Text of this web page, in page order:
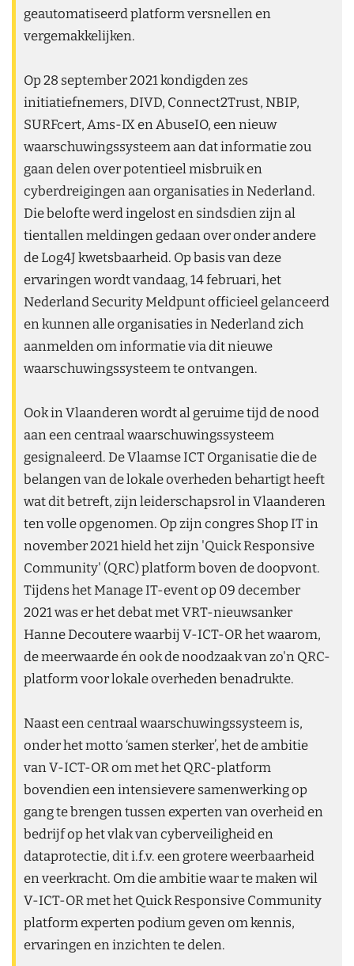
geautomatiseerd platform versnellen en
vergemakkelijken.
Op 28 september 2021 kondigden zes
initiatiefnemers, DIVD, Connect2Trust, NBIP,
SURFcert, Ams-IX en AbuseIO, een nieuw
waarschuwingssysteem aan dat informatie zou
gaan delen over potentieel misbruik en
cyberdreigingen aan organisaties in Nederland.
Die belofte werd ingelost en sindsdien zijn al
tientallen meldingen gedaan over onder andere
de Log4J kwetsbaarheid. Op basis van deze
ervaringen wordt vandaag, 14 februari, het
Nederland Security Meldpunt officieel gelanceerd
en kunnen alle organisaties in Nederland zich
aanmelden om informatie via dit nieuwe
waarschuwingssysteem te ontvangen.
Ook in Vlaanderen wordt al geruime tijd de nood
aan een centraal waarschuwingssysteem
gesignaleerd. De Vlaamse ICT Organisatie die de
belangen van de lokale overheden behartigt heeft
wat dit betreft, zijn leiderschapsrol in Vlaanderen
ten volle opgenomen. Op zijn congres Shop IT in
november 2021 hield het zijn 'Quick Responsive
Community' (QRC) platform boven de doopvont.
Tijdens het Manage IT-event op 09 december
2021 was er het debat met VRT-nieuwsanker
Hanne Decoutere waarbij V-ICT-OR het waarom,
de meerwaarde én ook de noodzaak van zo'n QRC-
platform voor lokale overheden benadrukte.
Naast een centraal waarschuwingssysteem is,
onder het motto ‘samen sterker’, het de ambitie
van V-ICT-OR om met het QRC-platform
bovendien een intensievere samenwerking op
gang te brengen tussen experten van overheid en
bedrijf op het vlak van cyberveiligheid en
dataprotectie, dit i.f.v. een grotere weerbaarheid
en veerkracht. Om die ambitie waar te maken wil
V-ICT-OR met het Quick Responsive Community
platform experten podium geven om kennis,
ervaringen en inzichten te delen.